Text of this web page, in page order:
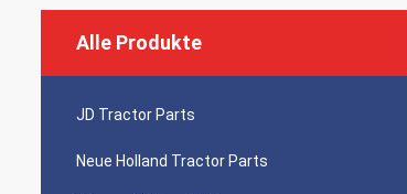
Alle Produkte
JD Tractor Parts
Neue Holland Tractor Parts